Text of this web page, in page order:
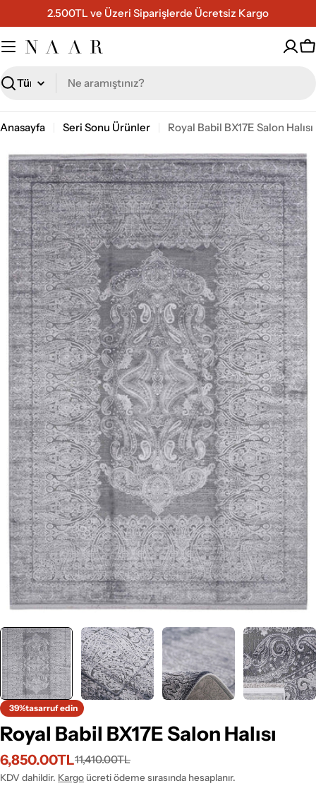
geç
2.500TL ve Üzeri Siparişlerde Ücretsiz Kargo
Ara
Anasayfa Seri Sonu Ürünler Royal Babil BX17E Salon Halısı
numaralı medyayı pencerede aç
39%tasarruf edin
Royal Babil BX17E Salon Halısı
İndirimli
fiyat
6,850.00TL
Normal
fiyat
11,410.00TL
KDV dahildir. Kargo ücreti ödeme sırasında hesaplanır.